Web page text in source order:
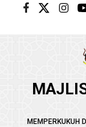
Langkau ke
MEMPERKUKUH